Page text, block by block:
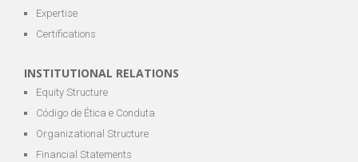
Expertise
Certifications
INSTITUTIONAL RELATIONS
Equity Structure
Código de Ética e Conduta
Organizational Structure
Financial Statements